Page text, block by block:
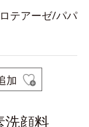
テアーゼ/パパ
加
洗顔料